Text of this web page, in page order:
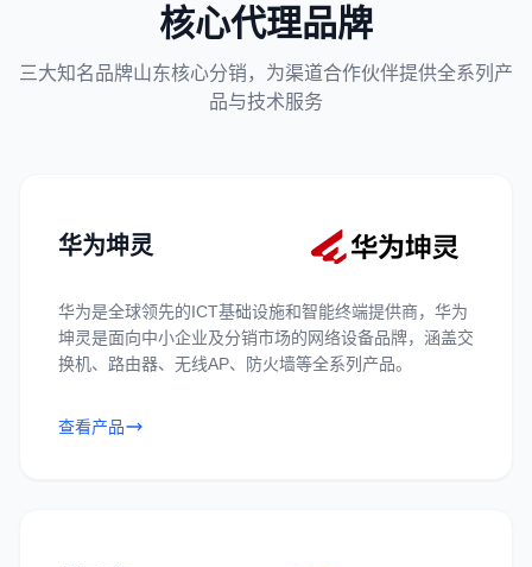
核心代理品牌
三大知名品牌山东核心分销，为渠道合作伙伴提供全系列产
品与技术服务
华为坤灵
华为是全球领先的ICT基础设施和智能终端提供商，华为
坤灵是面向中小企业及分销市场的网络设备品牌，涵盖交
换机、路由器、无线AP、防火墙等全系列产品。
查看产品